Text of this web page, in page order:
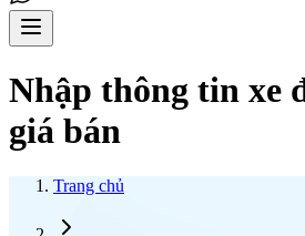
Nhập thông tin xe
giá bán
Trang chủ